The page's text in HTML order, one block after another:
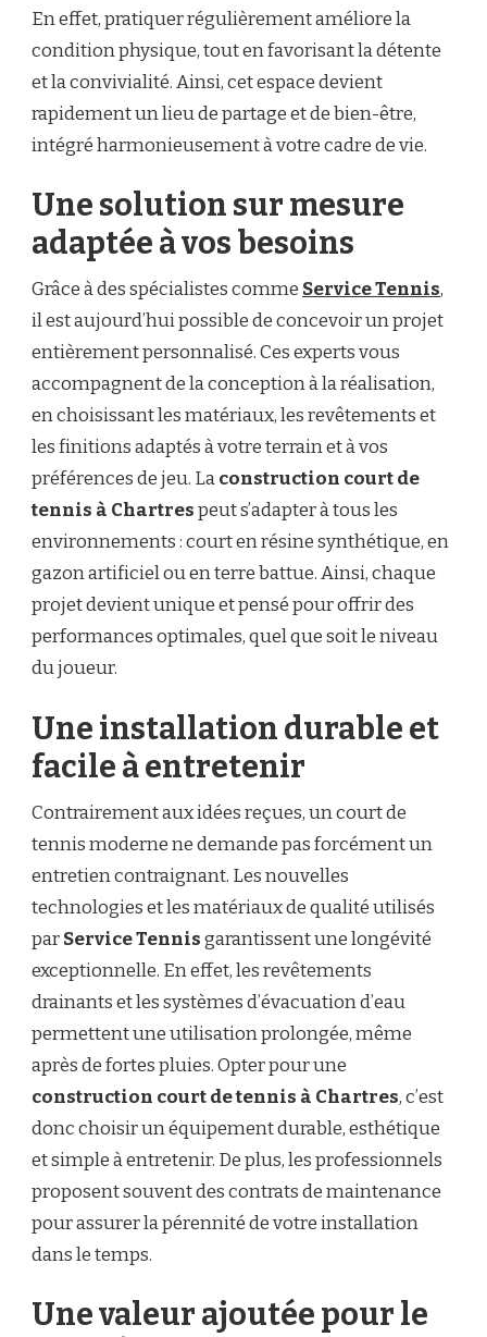
En effet, pratiquer régulièrement améliore la
condition physique, tout en favorisant la détente
et la convivialité. Ainsi, cet espace devient
rapidement un lieu de partage et de bien-être,
intégré harmonieusement à votre cadre de vie.
Une solution sur mesure
adaptée à vos besoins
Grâce à des spécialistes comme Service Tennis,
il est aujourd’hui possible de concevoir un projet
entièrement personnalisé. Ces experts vous
accompagnent de la conception à la réalisation,
en choisissant les matériaux, les revêtements et
les finitions adaptés à votre terrain et à vos
préférences de jeu. Laconstruction court de
tennis à Chartrespeut s’adapter à tous les
environnements : court en résine synthétique, en
gazon artificiel ou en terre battue. Ainsi, chaque
projet devient unique et pensé pour offrir des
performances optimales, quel que soit le niveau
du joueur.
Une installation durable et
facile à entretenir
Contrairement aux idées reçues, un court de
tennis moderne ne demande pas forcément un
entretien contraignant. Les nouvelles
technologies et les matériaux de qualité utilisés
parService Tennisgarantissent une longévité
exceptionnelle. En effet, les revêtements
drainants et les systèmes d’évacuation d’eau
permettent une utilisation prolongée, même
après de fortes pluies. Opter pour une
construction court de tennis à Chartres, c’est
donc choisir un équipement durable, esthétique
et simple à entretenir. De plus, les professionnels
proposent souvent des contrats de maintenance
pour assurer la pérennité de votre installation
dans le temps.
Une valeur ajoutée pour le